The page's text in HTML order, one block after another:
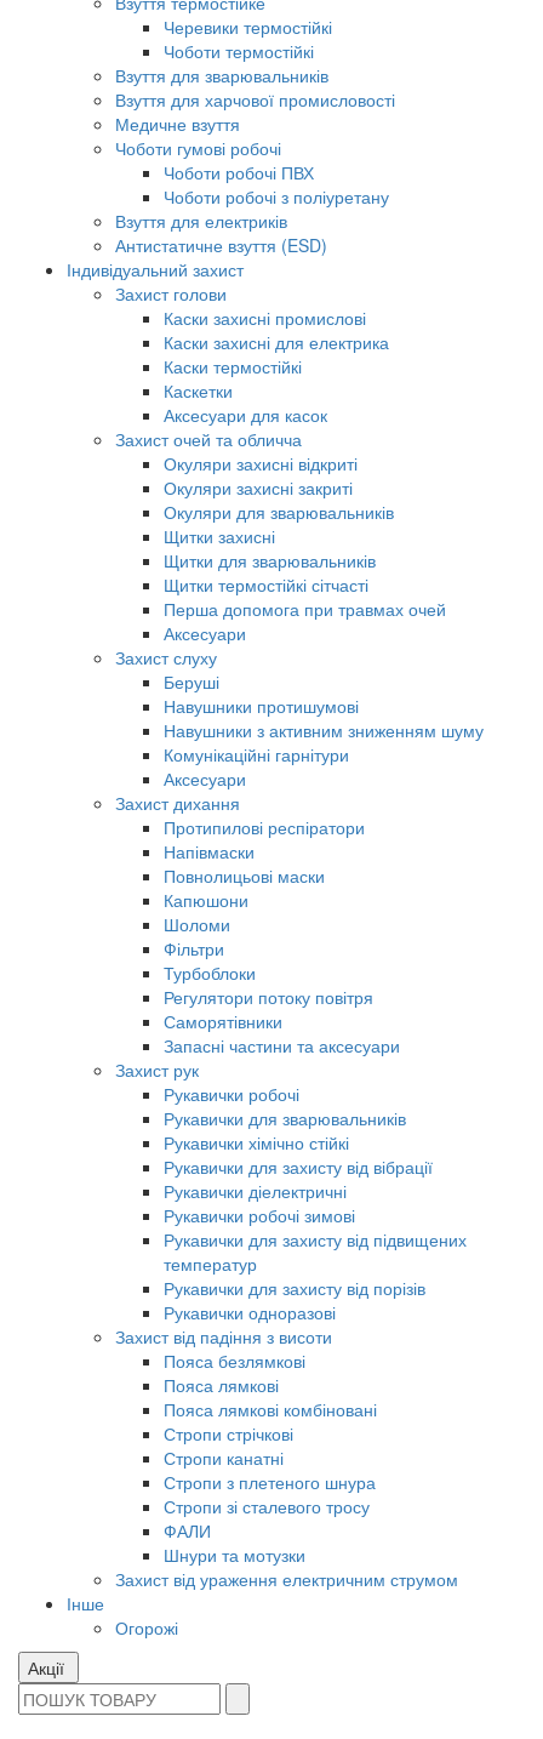
Черевики термостійкі
Чоботи термостійкі
Взуття для зварювальників
Взуття для харчової промисловості
Медичне взуття
Чоботи гумові робочі
Чоботи робочі ПВХ
Чоботи робочі з поліуретану
Взуття для електриків
Антистатичне взуття (ESD)
Індивідуальний захист
Захист голови
Каски захисні промислові
Каски захисні для електрика
Каски термостійкі
Каскетки
Аксесуари для касок
Захист очей та обличча
Окуляри захисні відкриті
Окуляри захисні закриті
Окуляри для зварювальників
Щитки захисні
Щитки для зварювальників
Щитки термостійкі сітчасті
Перша допомога при травмах очей
Аксесуари
Захист слуху
Беруші
Навушники протишумові
Навушники з активним зниженням шуму
Комунікаційні гарнітури
Аксесуари
Захист дихання
Протипилові респіратори
Напівмаски
Повнолицьові маски
Капюшони
Шоломи
Фільтри
Турбоблоки
Регулятори потоку повітря
Саморятівники
Запасні частини та аксесуари
Захист рук
Рукавички робочі
Рукавички для зварювальників
Рукавички хімічно стійкі
Рукавички для захисту від вібрації
Рукавички діелектричні
Рукавички робочі зимові
Рукавички для захисту від підвищених
температур
Рукавички для захисту від порізів
Рукавички одноразові
Захист від падіння з висоти
Пояса безлямкові
Пояса лямкові
Пояса лямкові комбіновані
Стропи стрічкові
Стропи канатні
Стропи з плетеного шнура
Стропи зі сталевого тросу
ФАЛИ
Шнури та мотузки
Захист від ураження електричним струмом
Інше
Огорожі
Акції